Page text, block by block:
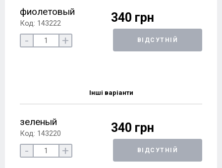
фиолетовый
Код: 143222 340 грн
- + ВІДСУТНІЙ
Інші варіанти
зеленый
Код: 143220 340 грн
- + ВІДСУТНІЙ